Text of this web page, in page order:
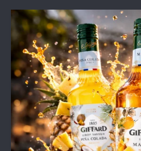
t
e
g
o
r
i